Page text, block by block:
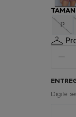
P